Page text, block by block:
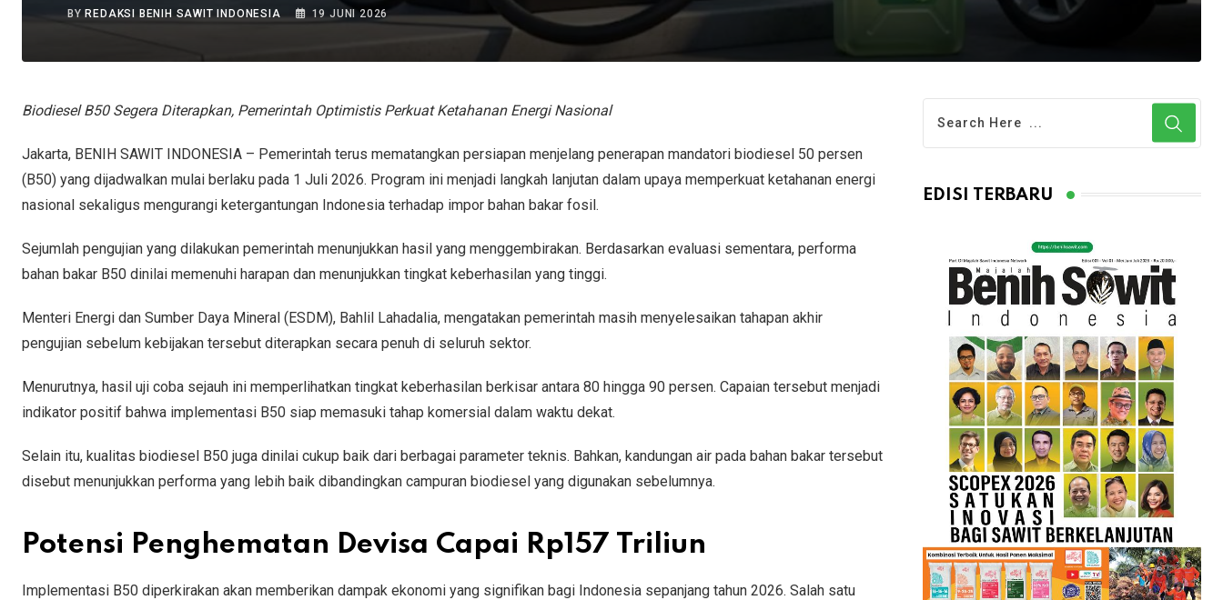
BYREDAKSI BENIH SAWIT INDONESIA 19 JUNI 2026
Biodiesel B50 Segera Diterapkan, Pemerintah Optimistis Perkuat Ketahanan Energi Nasional
Jakarta, BENIH SAWIT INDONESIA – Pemerintah terus mematangkan persiapan menjelang penerapan mandatori biodiesel 50 persen
(B50) yang dijadwalkan mulai berlaku pada 1 Juli 2026. Program ini menjadi langkah lanjutan dalam upaya memperkuat ketahanan energi
nasional sekaligus mengurangi ketergantungan Indonesia terhadap impor bahan bakar fosil.
Sejumlah pengujian yang dilakukan pemerintah menunjukkan hasil yang menggembirakan. Berdasarkan evaluasi sementara, performa
bahan bakar B50 dinilai memenuhi harapan dan menunjukkan tingkat keberhasilan yang tinggi.
Menteri Energi dan Sumber Daya Mineral (ESDM), Bahlil Lahadalia, mengatakan pemerintah masih menyelesaikan tahapan akhir
pengujian sebelum kebijakan tersebut diterapkan secara penuh di seluruh sektor.
Menurutnya, hasil uji coba sejauh ini memperlihatkan tingkat keberhasilan berkisar antara 80 hingga 90 persen. Capaian tersebut menjadi
indikator positif bahwa implementasi B50 siap memasuki tahap komersial dalam waktu dekat.
Selain itu, kualitas biodiesel B50 juga dinilai cukup baik dari berbagai parameter teknis. Bahkan, kandungan air pada bahan bakar tersebut
disebut menunjukkan performa yang lebih baik dibandingkan campuran biodiesel yang digunakan sebelumnya.
Potensi Penghematan Devisa Capai Rp157 Triliun
Implementasi B50 diperkirakan akan memberikan dampak ekonomi yang signifikan bagi Indonesia sepanjang tahun 2026. Salah satu
EDISI TERBARU